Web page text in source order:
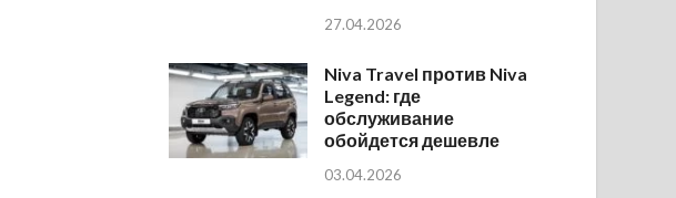
27.04.2026
Niva Travel против Niva
Legend: где
обслуживание
обойдется дешевле
03.04.2026